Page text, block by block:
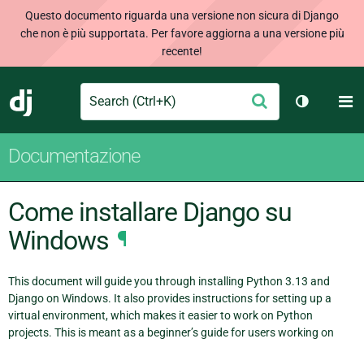
Questo documento riguarda una versione non sicura di Django
che non è più supportata. Per favore aggiorna a una versione più
recente!
Django
Search Conferma
Cambia
Documentazione
Come installare Django su
Windows ¶
This document will guide you through installing Python 3.13 and
Django on Windows. It also provides instructions for setting up a
virtual environment, which makes it easier to work on Python
projects. This is meant as a beginner’s guide for users working on